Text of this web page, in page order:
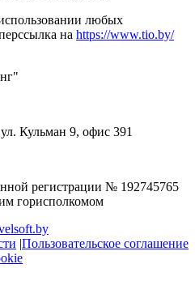
любых
на https://www.tio.by/
Кульман 9, офис 391
регистрации № 192745765
горисполкомом
|Пользовательское соглашение